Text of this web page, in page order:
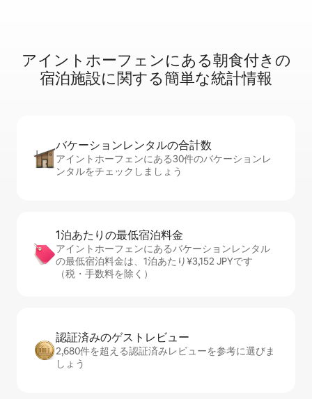
アイントホーフェンに⁠あ⁠る朝⁠食⁠付⁠き⁠の
宿⁠泊⁠施⁠設⁠に関⁠す⁠る簡⁠単⁠な統⁠計⁠情⁠報
バケーションレ⁠ン⁠タ⁠ル⁠の合⁠計⁠数
アイントホーフェンにある30件のバケーションレ
ンタルをチェックしましょう
1泊あたりの最⁠低⁠宿⁠泊⁠料⁠金
アイントホーフェンにあるバケーションレンタル
の最低宿泊料金は、1泊あたり¥3,152 JPYです
（税・手数料を除く）
認証済みのゲ⁠ス⁠ト⁠レ⁠ビ⁠ュ⁠ー
2,680件を超える認証済みレビューを参考に選びま
しょう